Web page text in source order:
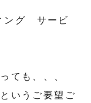
ング サービ
ても、、、
というご要望ご